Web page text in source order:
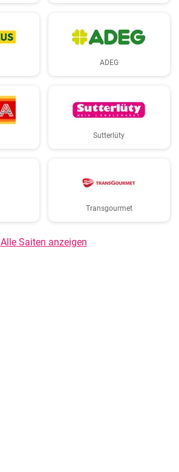
ADEG
Sutterlüty
Transgourmet
Alle Saiten anzeigen